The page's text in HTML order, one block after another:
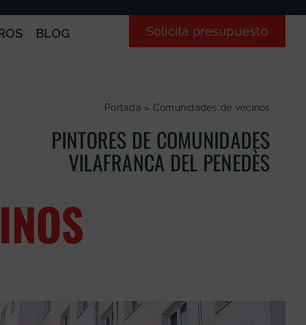
BLOG
Solicita presupuesto
Portada » Comunidades de vecinos
PINTORES DE COMUNIDADES
VILAFRANCA DEL PENEDÈS